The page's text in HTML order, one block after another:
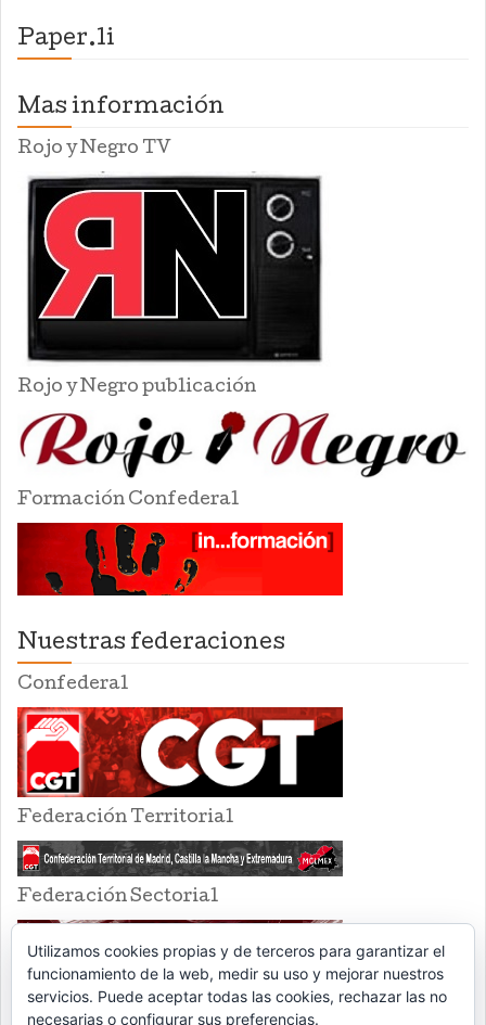
Paper.li
Mas información
Rojo y Negro TV
Rojo y Negro publicación
Formación Confederal
Nuestras federaciones
Confederal
Federación Territorial
Federación Sectorial
Utilizamos cookies propias y de terceros para garantizar el
funcionamiento de la web, medir su uso y mejorar nuestros
servicios. Puede aceptar todas las cookies, rechazar las no
necesarias o configurar sus preferencias.